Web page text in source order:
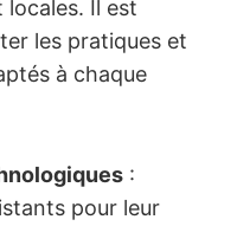
locales. Il est
les pratiques et
à chaque
:
pour leur